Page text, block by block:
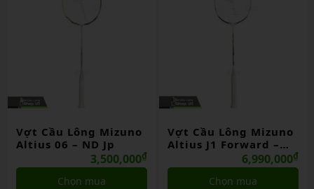
Vợt Cầu Lông Mizuno
Altius J1 Forward –
6,990,000₫
Chọn mua
Vợt Cầu Lông Mizuno
Fortius 11 Power –
3,990,000₫
Chọn mua